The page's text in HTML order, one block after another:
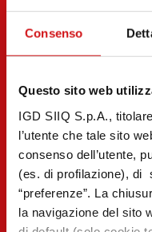
Consenso
Questo sito web
IGD SIIQ S.p.A.,
l’utente che tale sito
consenso dell’utente,
(es. di profilazione), di
“preferenze”. La
la navigazione del sito